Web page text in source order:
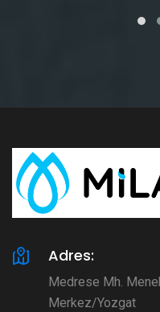
Adres:
Medrese Mh.
Merkez/Yozgat